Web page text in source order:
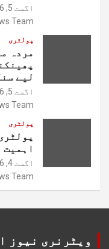
اگست 5, 2026
Team
پولٹری
مردہ
لیے
اگست 5, 2026
Team
پولٹری
اہمیت
اگست 4, 2026
Team
ویٹرنری نیوز